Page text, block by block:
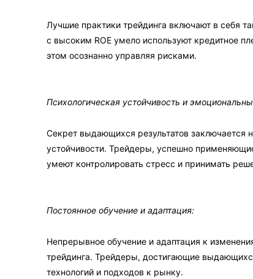
Лучшие практики трейдинга включают в себя
с высоким ROE умело используют кредитное
этом осознанно управляя рисками.
Психологическая устойчивость и
Секрет выдающихся результатов заключается
устойчивости. Трейдеры, успешно
умеют контролировать стресс и принимать
Постоянное обучение и адаптация:
Непрерывное обучение и адаптация к
трейдинга. Трейдеры, достигающие
технологий и подходов к рынку.